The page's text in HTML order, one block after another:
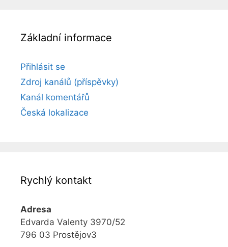
Základní informace
Přihlásit se
Zdroj kanálů (příspěvky)
Kanál komentářů
Česká lokalizace
Rychlý kontakt
Adresa
Edvarda Valenty 3970/52
796 03 Prostějov3